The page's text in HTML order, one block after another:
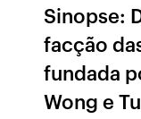
Sinopse:
facção
fundada
Wong e